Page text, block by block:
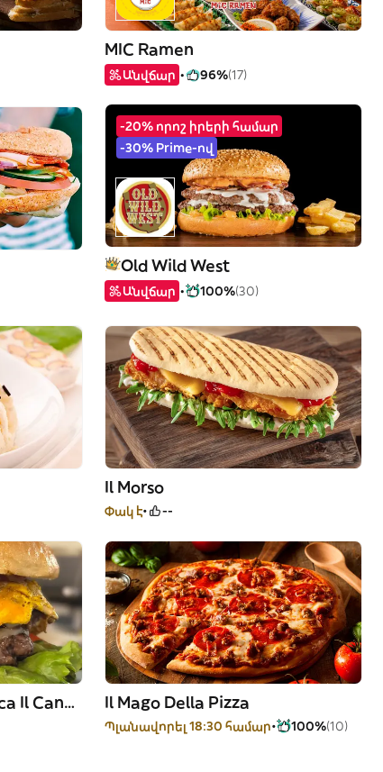
MIC Ramen
Անվճար 96%(17)
-20% որոշ իրերի համար
-30% Prime-ով
Old Wild West
Անվճար 100%(30)
Il Morso
Փակ է --
Ristorante e paninoteca Il Canguro Il Mago Della Pizza
Պլանավորել 18:30 համար 100%(10)